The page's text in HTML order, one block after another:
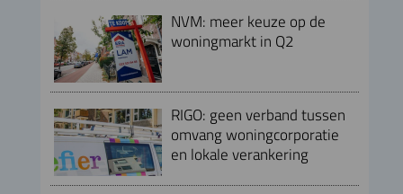
NVM: meer keuze op de
woningmarkt in Q2
RIGO: geen verband tussen
omvang woningcorporatie
en lokale verankering